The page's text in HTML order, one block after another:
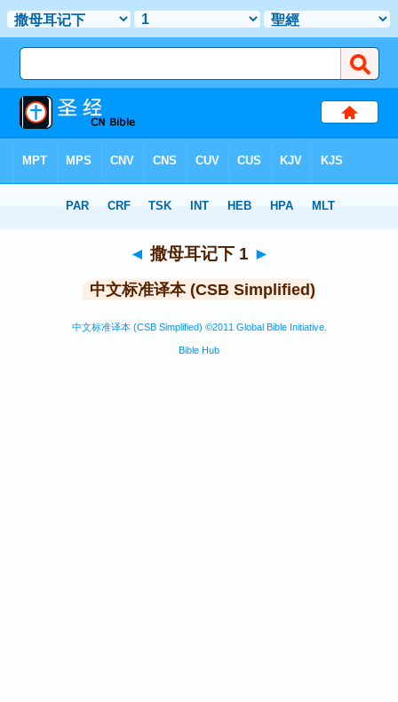
> 撒母耳记下 1
◄ 撒母耳记下 1 ►
中文标准译本 (CSB Simplified)
中文标准译本 (CSB Simplified) ©2011 Global Bible Initiative.
Bible Hub